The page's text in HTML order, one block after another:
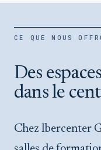
CE QUE NOUS
Des
dans le
Chez Ibercenter Gran Vía, nous disposons de